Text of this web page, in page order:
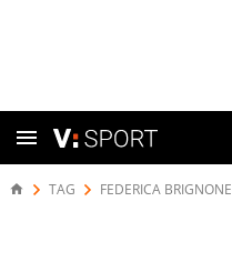
TAG FEDERICA BRIGNONE